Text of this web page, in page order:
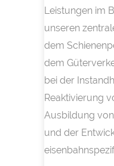
Leistungen im
unseren
dem
dem
bei der
Reaktivierung
Ausbildung
und der